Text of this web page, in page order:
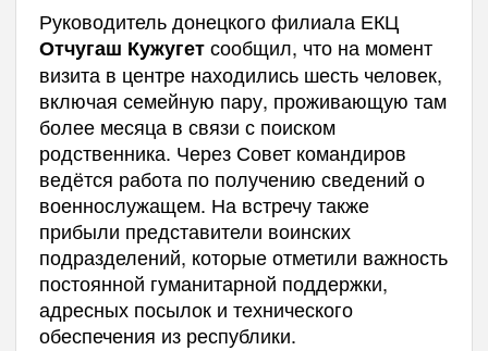
Руководитель донецкого филиала ЕКЦ
Отчугаш Кужугетсообщил, что на момент
визита в центре находились шесть человек,
включая семейную пару, проживающую там
более месяца в связи с поиском
родственника. Через Совет командиров
ведётся работа по получению сведений о
военнослужащем. На встречу также
прибыли представители воинских
подразделений, которые отметили важность
постоянной гуманитарной поддержки,
адресных посылок и технического
обеспечения из республики.